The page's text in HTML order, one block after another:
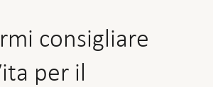
consigliare
per il